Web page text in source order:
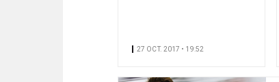
27 OCT. 2017 • 19:52